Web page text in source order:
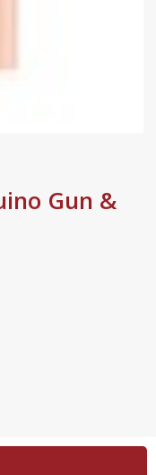
Gun &